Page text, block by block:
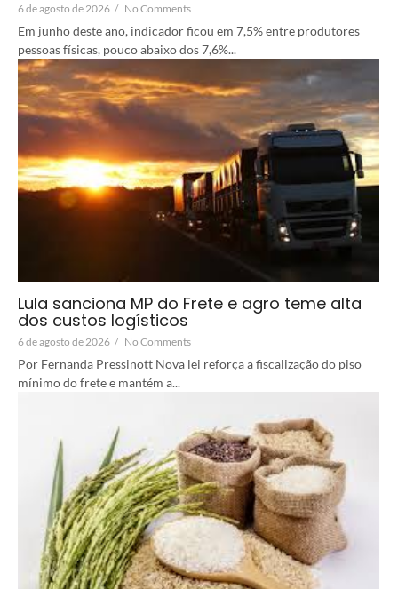
6 de agosto de 2026 / No Comments
Em junho deste ano, indicador ficou em 7,5% entre produtores
pessoas físicas, pouco abaixo dos 7,6%...
Lula sanciona MP do Frete e agro teme alta
dos custos logísticos
6 de agosto de 2026 / No Comments
Por Fernanda Pressinott Nova lei reforça a fiscalização do piso
mínimo do frete e mantém a...